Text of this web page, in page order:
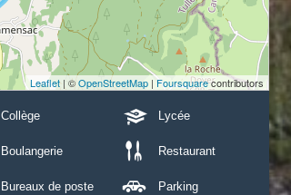
Leaflet| ©OpenStreetMap | Foursquarecontributors
Collège Lycée
Boulangerie Restaurant
Bureaux de poste Parking